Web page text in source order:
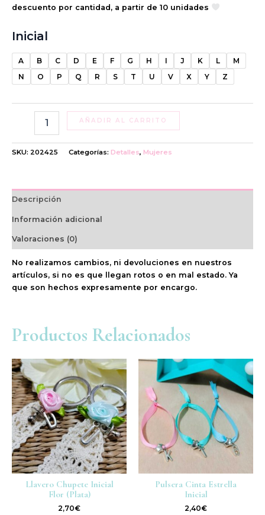
descuento por cantidad, a partir de 10 unidades
Inicial
A B C D E F G H I J K L
M
N
O P Q R S T U V X Y Z
AÑADIR AL CARRITO
SKU: 202425 Categorías: Detalles, Mujeres
Descripción
Información adicional
Valoraciones (0)
No realizamos cambios, ni devoluciones en nuestros
artículos, si no es que llegan rotos o en mal estado. Ya
que son hechos expresamente por encargo.
Productos Relacionados
Llavero Chupete Inicial
Flor (plata)
2,70€
Pulsera Cinta Estrella
Inicial
2,40€